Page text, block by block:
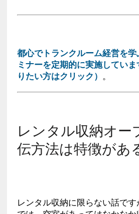
都心でトランクルーム経営を
ミナーを定期的に実施してい
りたい方はクリック） 。
レンタル収納オー
伝方法は特徴があ
レンタル収納に限らない話で